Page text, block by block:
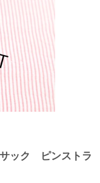
ック ピンストラ